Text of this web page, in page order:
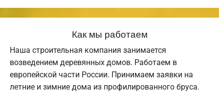
Как мы работаем
Наша строительная компания занимается
возведением деревянных домов. Работаем в
европейской части России. Принимаем заявки на
летние и зимние дома из профилированного бруса.